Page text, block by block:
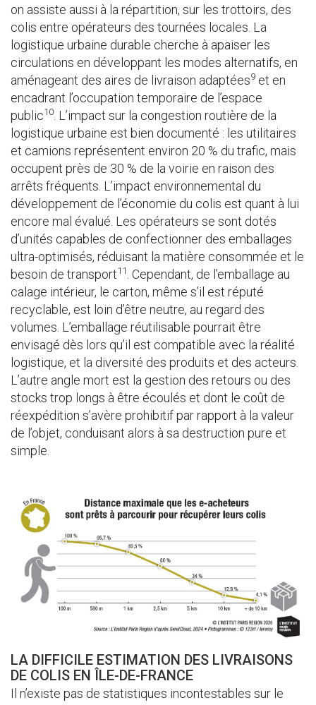
on assiste aussi à la répartition, sur les trottoirs, des
colis entre opérateurs des tournées locales. La
logistique urbaine durable cherche à apaiser les
circulations en développant les modes alternatifs, en
aménageant des aires de livraison adaptées9 et en
encadrant l’occupation temporaire de l’espace
public10 . L’impact sur la congestion routière de la
logistique urbaine est bien documenté : les utilitaires
et camions représentent environ 20 % du trafic, mais
occupent près de 30 % de la voirie en raison des
arrêts fréquents. L’impact environnemental du
développement de l’économie du colis est quant à lui
encore mal évalué. Les opérateurs se sont dotés
d’unités capables de confectionner des emballages
ultra-optimisés, réduisant la matière consommée et le
besoin de transport11 . Cependant, de l’emballage au
calage intérieur, le carton, même s’il est réputé
recyclable, est loin d’être neutre, au regard des
volumes. L’emballage réutilisable pourrait être
envisagé dès lors qu’il est compatible avec la réalité
logistique, et la diversité des produits et des acteurs.
L’autre angle mort est la gestion des retours ou des
stocks trop longs à être écoulés et dont le coût de
réexpédition s’avère prohibitif par rapport à la valeur
de l’objet, conduisant alors à sa destruction pure et
simple.
LA DIFFICILE ESTIMATION DES LIVRAISONS
DE COLIS EN ÎLE-DE-FRANCE
Il n’existe pas de statistiques incontestables sur le